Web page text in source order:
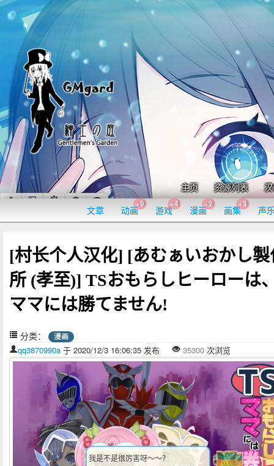
主页 资源列表
文章 动画
+9
游戏
+4
漫画
+2
画集
+3
声
[村长个人汉化] [あむぁいおかし製
所 (孝至)] TSおもらしヒーローは
ママには勝てません!
分类： 漫画
qq3870990a 于 2020/12/3 16:06:35 发布 35300 次浏览
我是不是很厉害呀～～？